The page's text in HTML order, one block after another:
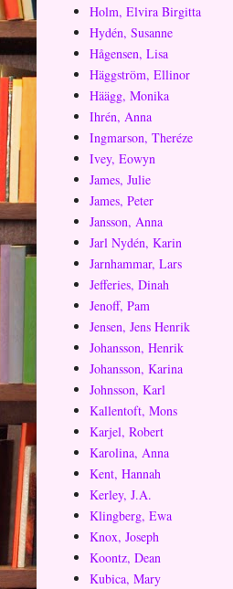
Holm, Elvira Birgitta
Hydén, Susanne
Hågensen, Lisa
Häggström, Ellinor
Häägg, Monika
Ihrén, Anna
Ingmarson, Theréze
Ivey, Eowyn
James, Julie
James, Peter
Jansson, Anna
Jarl Nydén, Karin
Jarnhammar, Lars
Jefferies, Dinah
Jenoff, Pam
Jensen, Jens Henrik
Johansson, Henrik
Johansson, Karina
Johnsson, Karl
Kallentoft, Mons
Karjel, Robert
Karolina, Anna
Kent, Hannah
Kerley, J.A.
Klingberg, Ewa
Knox, Joseph
Koontz, Dean
Kubica, Mary